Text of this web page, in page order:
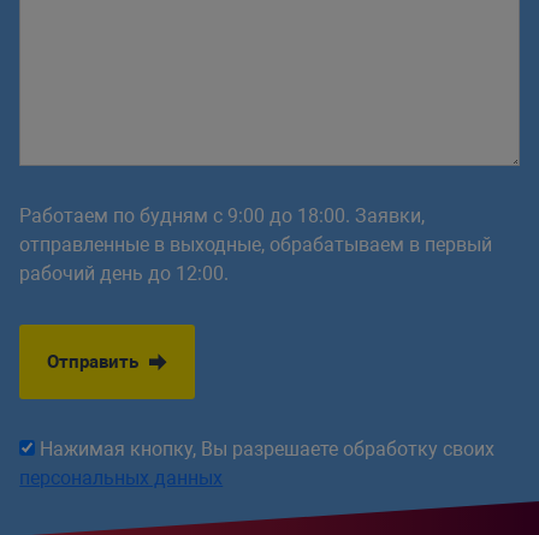
Работаем по будням с 9:00 до 18:00. Заявки,
отправленные в выходные, обрабатываем в первый
рабочий день до 12:00.
Отправить
Нажимая кнопку, Вы разрешаете обработку своих
персональных данных